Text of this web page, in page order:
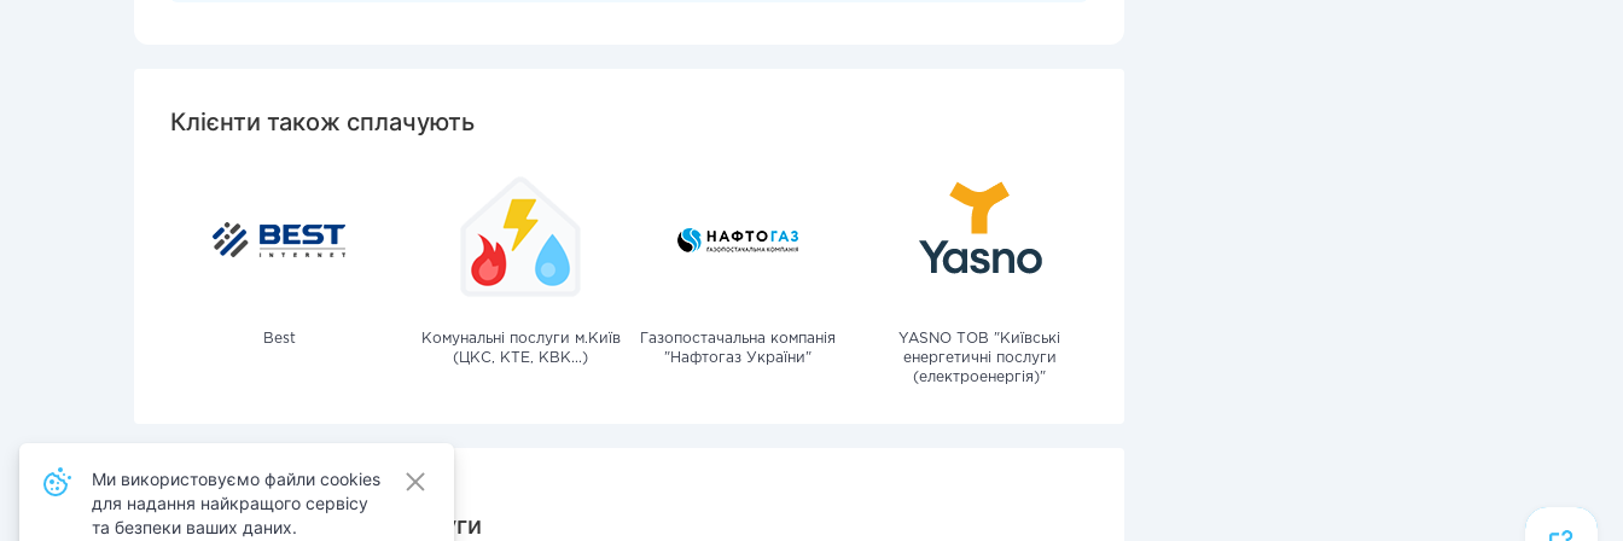
Клієнти також сплачують
Best
Комунальні послуги м.Київ
(ЦКС, КТЕ, КВК...)
Газопостачальна компанія
"Нафтогаз України"
YASNO ТОВ "Київські
енергетичні послуги
(електроенергія)"
Також сплачують послуги
Ми використовуємо файли cookies
для надання найкращого сервісу
та безпеки ваших даних.